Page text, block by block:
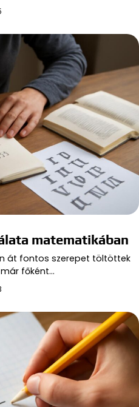
matematikában
át fontos szerepet töltöttek
főként…